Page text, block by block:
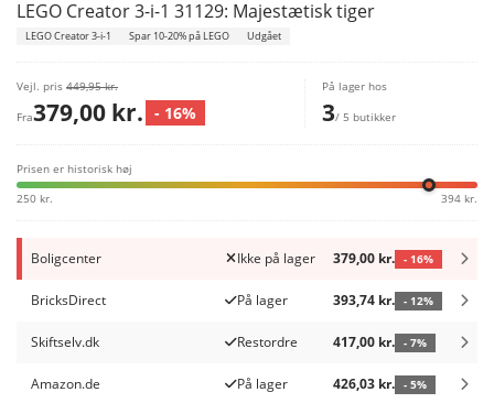
LEGO Creator 3-i-1 31129: Majestætisk tiger
LEGO Creator 3-i-1 Spar 10-20% på LEGO Udgået
Vejl. pris 449,95 kr.
Fra379,00 kr. - 16%
På lager hos
3/ 5 butikker
Prisen er historisk høj
250 kr. 394 kr.
Boligcenter Ikke på lager 379,00 kr. - 16%
BricksDirect På lager 393,74 kr. - 12%
Skiftselv.dk Restordre 417,00 kr. - 7%
Amazon.de På lager 426,03 kr. - 5%